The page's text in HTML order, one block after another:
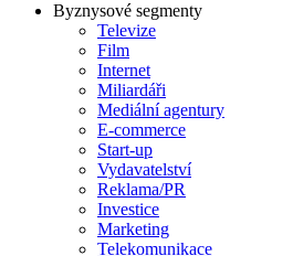
Byznysové segmenty
Televize
Film
Internet
Miliardáři
Mediální agentury
E-commerce
Start-up
Vydavatelství
Reklama/PR
Investice
Marketing
Telekomunikace